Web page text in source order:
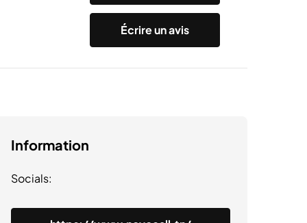
Écrire un avis
Information
Socials: